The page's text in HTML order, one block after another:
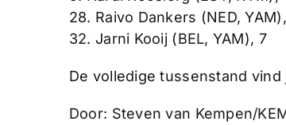
28. Raivo Dankers (NED,
32. Jarni Kooij (BEL, YAM), 7
De volledige tussenstand vind
Door: Steven van Kempen/